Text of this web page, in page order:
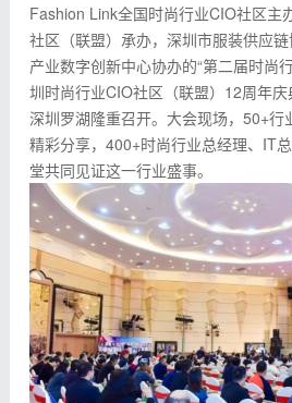
Fashion Link全国时尚行业CIO社区主
社区（联盟）承办，深圳市服装供应
产业数字创新中心协办的“第二届时尚
圳时尚行业CIO社区（联盟）12周年庆
深圳罗湖隆重召开。大会现场，50+行
精彩分享，400+时尚行业总经理、IT
堂共同见证这一行业盛事。